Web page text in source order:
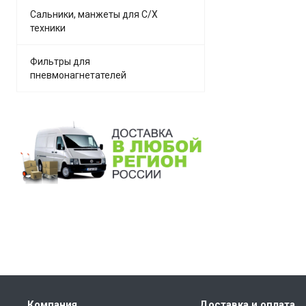
Сальники, манжеты для С/Х
техники
Фильтры для
пневмонагнетателей